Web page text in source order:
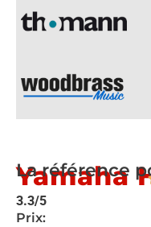
Yamaha
La référence
3.3/5
Prix: